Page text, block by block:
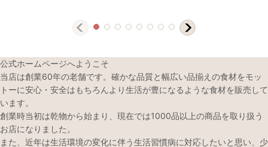
公式ホームページへようこそ
当店は創業60年の老舗です。確かな品質と幅広い品揃えの食材をモッ
トーに安心・安全はもちろんより生活が豊になるような食材を販売して
います。
創業時当初は乾物から始まり、現在では1000品以上の商品を取り扱う
お店になりました。
また、近年は生活環境の変化に伴う生活習慣病に対応したいと思い、少